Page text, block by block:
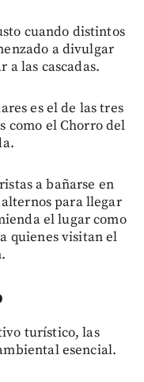
cuando distintos
a divulgar
a las cascadas.
es el de las tres
como el Chorro del
a bañarse en
para llegar
el lugar como
quienes visitan el
turístico, las
esencial.